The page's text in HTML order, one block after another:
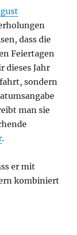
dass die
Feiertagen
dieses Jahr
sondern
man sie
.
er mit
kombiniert